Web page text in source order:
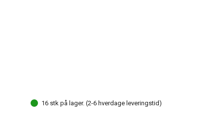
16 stk på lager. (2-6 hverdage leveringstid)